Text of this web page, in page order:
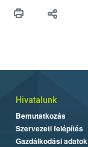
Hivatalunk
Bemutatkozás
Szervezeti felépítés
Gazdálkodási adatok